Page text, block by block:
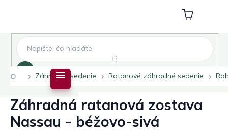
Nákupný
košík
DomovZáhradné sedenie Ratanové záhradné sedenie
Záhradná ratanová zostava
Nassau - béžovo-sivá